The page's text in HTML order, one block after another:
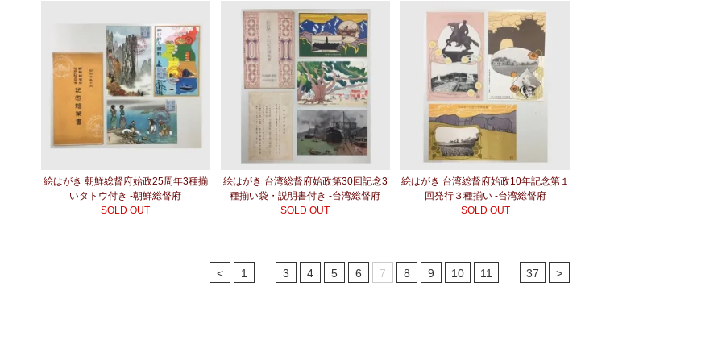
絵はがき 朝鮮総督府始政25周年3種揃
いタトウ付き -朝鮮総督府
SOLD OUT
絵はがき 台湾総督府始政第30回記念3
種揃い袋・説明書付き -台湾総督府
SOLD OUT
絵はがき 台湾総督府始政10年記念第１
回発行３種揃い -台湾総督府
SOLD OUT
< 1 3 4 5 6 7 8 9 10 11 37 >